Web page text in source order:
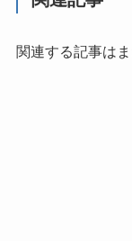
関連する記事は